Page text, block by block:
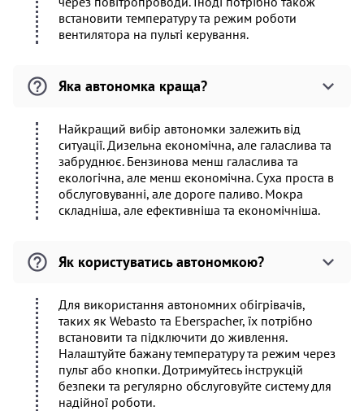
встановити температуру та режим роботи
вентилятора на пульті керування.
Яка автономка краща?
Найкращий вибір автономки залежить від
ситуації. Дизельна економічна, але галаслива та
забруднює. Бензинова менш галаслива та
екологічна, але менш економічна. Суха проста в
обслуговуванні, але дороге паливо. Мокра
складніша, але ефективніша та економічніша.
Як користуватись автономкою?
Для використання автономних обігрівачів,
таких як Webasto та Eberspacher, їх потрібно
встановити та підключити до живлення.
Налаштуйте бажану температуру та режим через
пульт або кнопки. Дотримуйтесь інструкцій
безпеки та регулярно обслуговуйте систему для
надійної роботи.